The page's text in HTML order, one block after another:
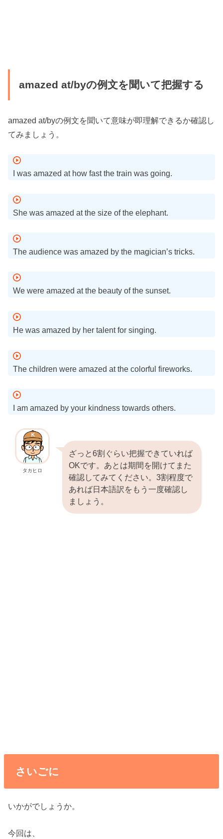
amazed at/byの例文を聞いて把握する
amazed at/byの例文を聞いて意味が即理解できるか確認し
てみましょう。
I was amazed at how fast the train was going.
She was amazed at the size of the elephant.
The audience was amazed by the magician’s tricks.
We were amazed at the beauty of the sunset.
He was amazed by her talent for singing.
The children were amazed at the colorful fireworks.
I am amazed by your kindness towards others.
タカヒロ
ざっと6割ぐらい把握できていれば
OKです。あとは期間を開けてまた
確認してみてください。3割程度で
あれば日本語訳をもう一度確認し
ましょう。
さいごに
いかがでしょうか。
今回は、